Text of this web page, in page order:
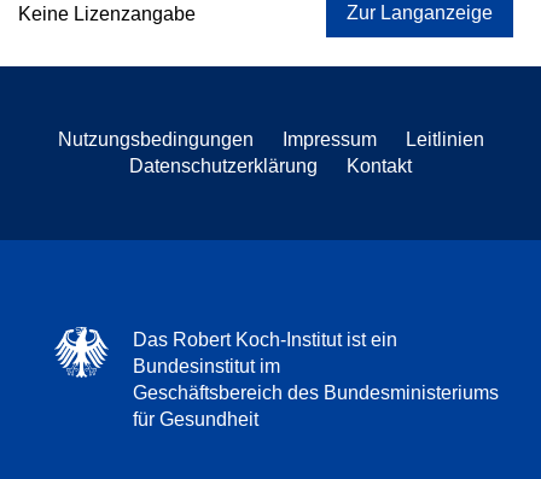
Keine Lizenzangabe Zur Langanzeige
Nutzungsbedingungen Impressum
Leitlinien
Datenschutzerklärung
Kontakt
Das Robert Koch-Institut ist ein
Bundesinstitut im
Geschäftsbereich des Bundesministeriums
für Gesundheit